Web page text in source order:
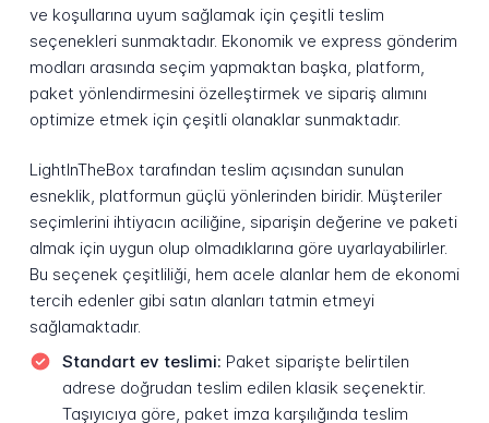
ve koşullarına uyum sağlamak için çeşitli teslim
seçenekleri sunmaktadır. Ekonomik ve express gönderim
modları arasında seçim yapmaktan başka, platform,
paket yönlendirmesini özelleştirmek ve sipariş alımını
optimize etmek için çeşitli olanaklar sunmaktadır.
LightInTheBox tarafından teslim açısından sunulan
esneklik, platformun güçlü yönlerinden biridir. Müşteriler
seçimlerini ihtiyacın aciliğine, siparişin değerine ve paketi
almak için uygun olup olmadıklarına göre uyarlayabilirler.
Bu seçenek çeşitliliği, hem acele alanlar hem de ekonomi
tercih edenler gibi satın alanları tatmin etmeyi
sağlamaktadır.
Standart ev teslimi: Paket siparişte belirtilen
adrese doğrudan teslim edilen klasik seçenektir.
Taşıyıcıya göre, paket imza karşılığında teslim